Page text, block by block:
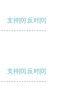
支持[0] 反对[0]
支持[0] 反对[0]